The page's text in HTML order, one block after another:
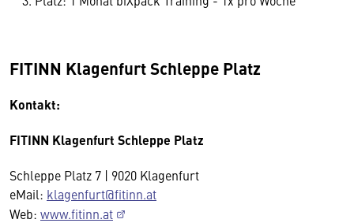
FITINN Klagenfurt Schleppe Platz
Kontakt:
FITINN Klagenfurt Schleppe Platz
Schleppe Platz 7 | 9020 Klagenfurt
eMail: klagenfurt@fitinn.at
Web: www.fitinn.at